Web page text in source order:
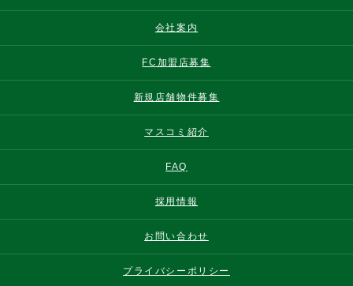
会社案内
FC加盟店募集
新規店舗物件募集
マスコミ紹介
FAQ
採用情報
お問い合わせ
プライバシーポリシー